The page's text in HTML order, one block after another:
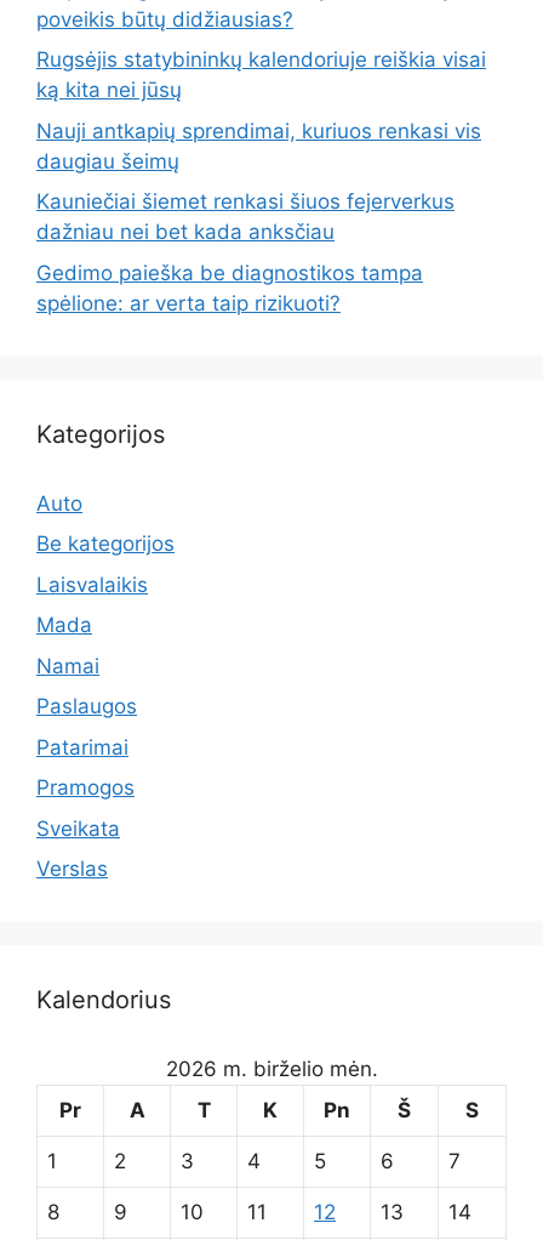
poveikis būtų didžiausias?
Rugsėjis statybininkų kalendoriuje reiškia visai
ką kita nei jūsų
Nauji antkapių sprendimai, kuriuos renkasi vis
daugiau šeimų
Kauniečiai šiemet renkasi šiuos fejerverkus
dažniau nei bet kada anksčiau
Gedimo paieška be diagnostikos tampa
spėlione: ar verta taip rizikuoti?
Kategorijos
Auto
Be kategorijos
Laisvalaikis
Mada
Namai
Paslaugos
Patarimai
Pramogos
Sveikata
Verslas
Kalendorius
2026 m. birželio mėn.
Pr
A T K Pn Š S
1 2 3 4 5 6 7
8 9 10 11 12 13 14